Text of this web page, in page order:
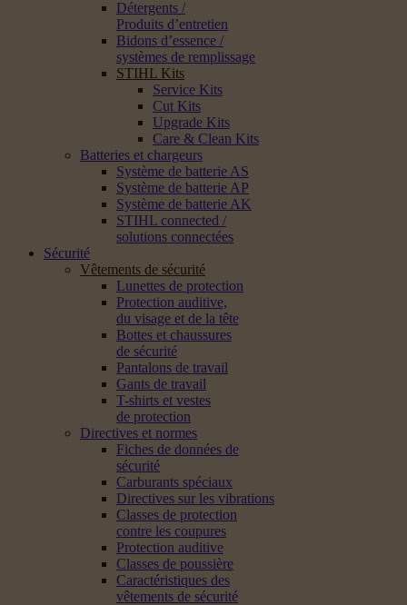
Détergents /
Produits d’entretien
Bidons d’essence /
systèmes de remplissage
STIHL Kits
Service Kits
Cut Kits
Upgrade Kits
Care & Clean Kits
Batteries et chargeurs
Système de batterie AS
Système de batterie AP
Système de batterie AK
STIHL connected /
solutions connectées
Sécurité
Vêtements de sécurité
Lunettes de protection
Protection auditive,
du visage et de la tête
Bottes et chaussures
de sécurité
Pantalons de travail
Gants de travail
T-shirts et vestes
de protection
Directives et normes
Fiches de données de
sécurité
Carburants spéciaux
Directives sur les vibrations
Classes de protection
contre les coupures
Protection auditive
Classes de poussière
Caractéristiques des
vêtements de sécurité